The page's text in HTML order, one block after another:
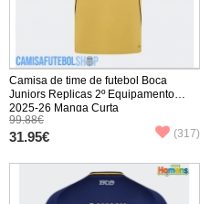
Camisa de time de futebol Boca
Juniors Replicas 2º Equipamento
2025-26 Manga Curta
99.88€
31.95€ (317)